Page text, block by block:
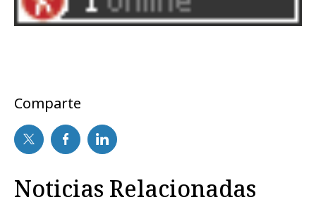
Comparte
Noticias Relacionadas